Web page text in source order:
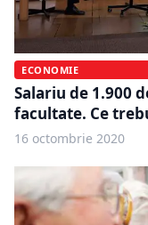
ECONOMIE
Salariu de 1.900
facultate. Ce
16 octombrie 2020